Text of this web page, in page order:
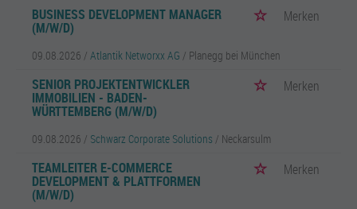
BUSINESS DEVELOPMENT MANAGER
(M/W/D)
Merken
09.08.2026 / Atlantik Networxx AG / Planegg bei München
SENIOR PROJEKTENTWICKLER
IMMOBILIEN - BADEN-
WÜRTTEMBERG (M/W/D)
Merken
09.08.2026 / Schwarz Corporate Solutions / Neckarsulm
TEAMLEITER E-COMMERCE
DEVELOPMENT & PLATTFORMEN
(M/W/D)
Merken